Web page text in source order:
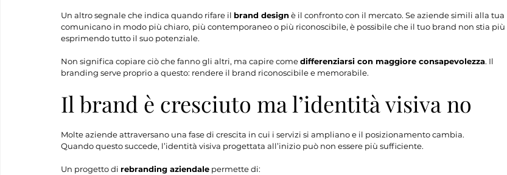
Un altro segnale che indica quando rifare il brand design è il confronto con il mercato. Se aziende simili alla tua
comunicano in modo più chiaro, più contemporaneo o più riconoscibile, è possibile che il tuo brand non stia più
esprimendo tutto il suo potenziale.
Non significa copiare ciò che fanno gli altri, ma capire come differenziarsi con maggiore consapevolezza. Il
branding serve proprio a questo: rendere il brand riconoscibile e memorabile.
Il brand è cresciuto ma l’identità visiva no
Molte aziende attraversano una fase di crescita in cui i servizi si ampliano e il posizionamento cambia.
Quando questo succede, l’identità visiva progettata all’inizio può non essere più sufficiente.
Un progetto di rebranding aziendale permette di: